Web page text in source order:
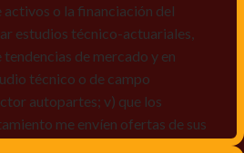
activos o la financiación del
estudios técnico-actuariales,
tendencias de mercado y en
técnico o de campo
autopartes; v) que los
me envíen ofertas de sus